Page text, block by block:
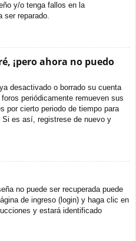
y/o tenga fallos en la
ser reparado.
¡pero ahora no puedo
desactivado o borrado su cuenta
periódicamente remueven sus
por cierto periodo de tiempo para
es así, registrese de nuevo y
no puede ser recuperada puede
de ingreso (login) y haga clic en
y estará identificado